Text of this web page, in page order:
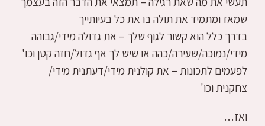
שמאז ומתמיד את תולה בו את כל בעיותייך
בדרך כלל הוא קשור לגוף שלך – את גדולה מידי/גבוהה
מידי/נמוכה/שעירה/כהה או שיש לך אף גדול/חזה קטן וכו'
לפעמים לתכונות – את קולנית מידי/דעתנית מידי/
צחקנית וכו'
ואז…